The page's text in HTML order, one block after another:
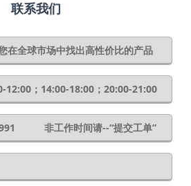
联系我们
全球市场中找出高性价比的产品
12:00；14:00-18:00；20:00-21:00
非工作时间请--“提交工单”